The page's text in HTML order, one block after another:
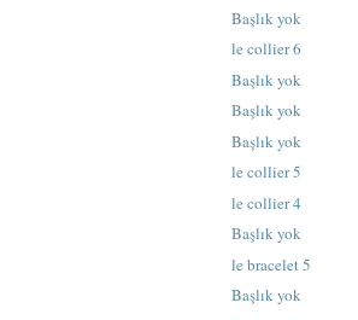
Başlık yok
le collier 6
Başlık yok
Başlık yok
Başlık yok
le collier 5
le collier 4
Başlık yok
le bracelet 5
Başlık yok